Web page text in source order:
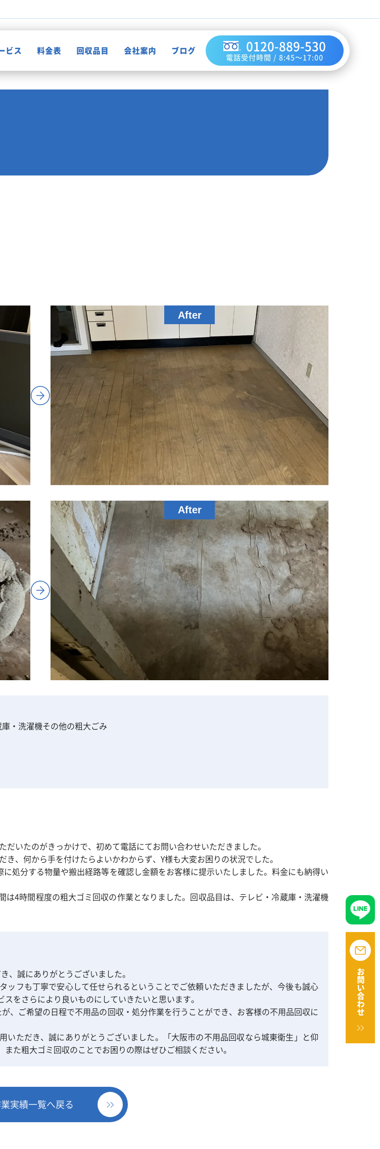
ビス 料金表 回収品目 会社案内 ブログ 0120-889-530
電話受付時間 / 8:45～17:00
お問い合わせ
・洗濯機その他の粗大ごみ
いたのがきっかけで、初めて電話にてお問い合わせいただきました。
、何から手を付けたらよいかわからず、Y様も大変お困りの状況でした。
処分する物量や搬出経路等を確認し金額をお客様に提示いたしました。料金にも納得い
4時間程度の粗大ゴミ回収の作業となりました。回収品目は、テレビ・冷蔵庫・洗濯機
、誠にありがとうございました。
ッフも丁寧で安心して任せられるということでご依頼いただきましたが、今後も誠心
をさらにより良いものにしていきたいと思います。
、ご希望の日程で不用品の回収・処分作業を行うことができ、お客様の不用品回収に
いただき、誠にありがとうございました。「大阪市の不用品回収なら城東衛生」と仰
た粗大ゴミ回収のことでお困りの際はぜひご相談ください。
実績一覧へ戻る